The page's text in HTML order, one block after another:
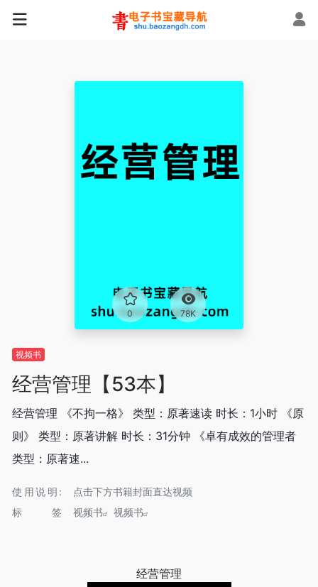
0 78K
视频书
经营管理【53本】
经营管理 《不拘一格》 类型：原著速读 时长：1小时 《原
则》 类型：原著讲解 时长：31分钟 《卓有成效的管理者
类型：原著速...
使用说明:
点击下方书籍封面直达视频
标签
视频书 视频书
经营管理